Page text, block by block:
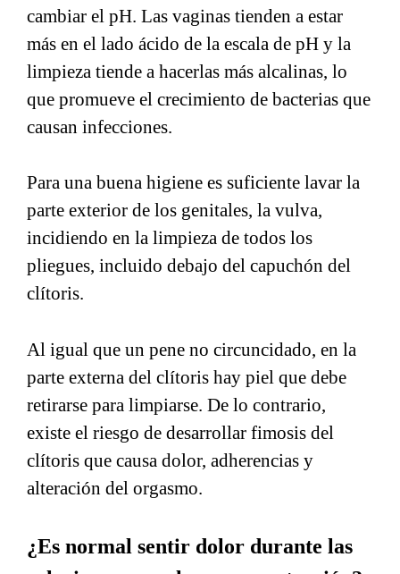
cambiar el pH. Las vaginas tienden a estar
más en el lado ácido de la escala de pH y la
limpieza tiende a hacerlas más alcalinas, lo
que promueve el crecimiento de bacterias que
causan infecciones.
Para una buena higiene es suficiente lavar la
parte exterior de los genitales, la vulva,
incidiendo en la limpieza de todos los
pliegues, incluido debajo del capuchón del
clítoris.
Al igual que un pene no circuncidado, en la
parte externa del clítoris hay piel que debe
retirarse para limpiarse. De lo contrario,
existe el riesgo de desarrollar fimosis del
clítoris que causa dolor, adherencias y
alteración del orgasmo.
¿Es normal sentir dolor durante las